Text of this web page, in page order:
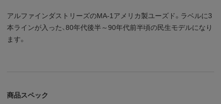
アルファインダストリーズのMA-1アメリカ製ユーズド。ラベルに3
本ラインが入った、80年代後半～90年代前半頃の民生モデルになり
ます。
商品スペック